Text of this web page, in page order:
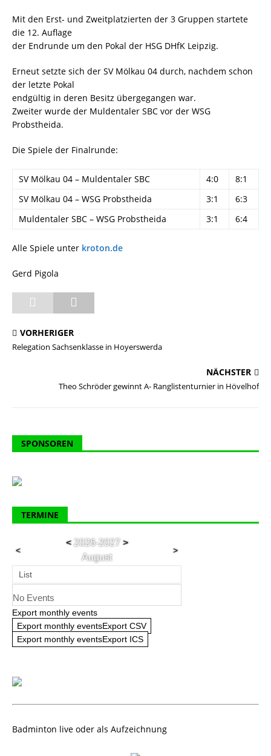
Mit den Erst- und Zweitplatzierten der 3 Gruppen startete
die 12. Auflage
der Endrunde um den Pokal der HSG DHfK Leipzig.
Erneut setzte sich der SV Mölkau 04 durch, nachdem schon
der letzte Pokal
endgültig in deren Besitz übergegangen war.
Zweiter wurde der Muldentaler SBC vor der WSG
Probstheida.
Die Spiele der Finalrunde:
SV Mölkau 04 – Muldentaler SBC 4:0
8:1
SV Mölkau 04 – WSG Probstheida
3:1
6:3
Muldentaler SBC – WSG Probstheida
3:1 6:4
Alle Spiele unter kroton.de
Gerd Pigola
VORHERIGER
Relegation Sachsenklasse in Hoyerswerda
NÄCHSTER
Theo Schröder gewinnt A- Ranglistenturnier in Hövelhof
SPONSOREN
TERMINE
<
<2026-2027 >
August
>
List
No Events
Export monthly events
Export monthly eventsExport CSV
Export monthly eventsExport ICS
Badminton live oder als Aufzeichnung